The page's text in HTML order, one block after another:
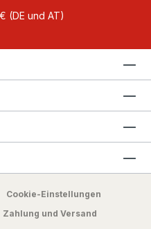
(DE und AT)
Cookie-Einstellungen
Zahlung und Versand